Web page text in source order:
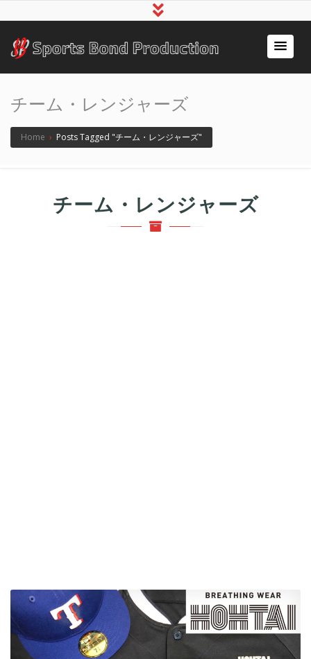
アスリート事務所スポ
チーム・レンジャーズ
Home › Posts Tagged "チーム・レンジャーズ"
チーム・レンジャーズ